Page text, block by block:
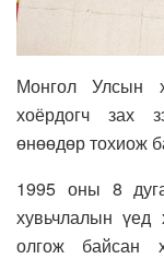
Монгол Улсын
хоёрдогч зах
өнөөдөр тохиож
1995 оны 8
хувьчлалын үед
олгож байсан